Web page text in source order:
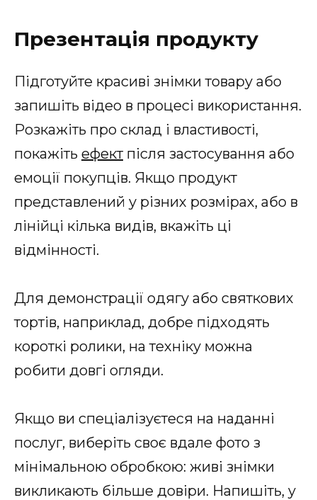
Презентація продукту
Підготуйте красиві знімки товару або
запишіть відео в процесі використання.
Розкажіть про склад і властивості,
покажіть ефектпісля застосування або
емоції покупців. Якщо продукт
представлений у різних розмірах, або в
лінійці кілька видів, вкажіть ці
відмінності.
Для демонстрації одягу або святкових
тортів, наприклад, добре підходять
короткі ролики, на техніку можна
робити довгі огляди.
Якщо ви спеціалізуєтеся на наданні
послуг, виберіть своє вдале фото з
мінімальною обробкою: живі знімки
викликають більше довіри. Напишіть, у